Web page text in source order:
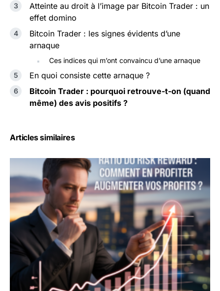
Atteinte au droit à l’image par Bitcoin Trader : un
effet domino
Bitcoin Trader : les signes évidents d’une
arnaque
Ces indices qui m’ont convaincu d’une arnaque
En quoi consiste cette arnaque ?
Bitcoin Trader : pourquoi retrouve-t-on (quand
même) des avis positifs ?
Articles similaires